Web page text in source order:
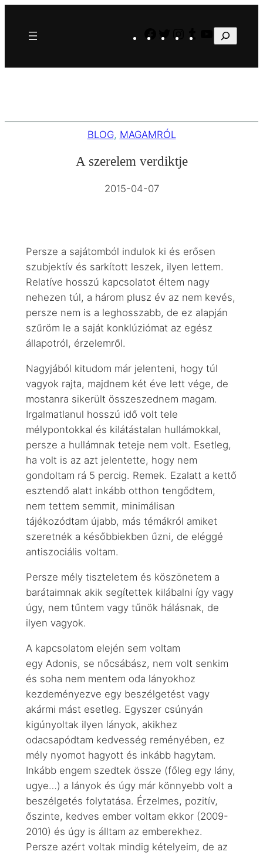
tartalomhoz
Instagram
TumblrYouTube
Keresés
BLOG, MAGAMRÓL
A szerelem verdiktje
2015-04-07
Persze a sajátomból indulok ki és erősen
szubjektív és sarkított leszek, ilyen lettem.
Relatíve hosszú kapcsolatot éltem nagy
nehezen túl, a három plusz év az nem kevés,
persze nem is a leghosszabb, de ez alapján
szűröm le a saját konklúziómat az egész
állapotról, érzelemről.
Nagyjából kitudom már jelenteni, hogy túl
vagyok rajta, majdnem két éve lett vége, de
mostanra sikerült összeszednem magam.
Irgalmatlanul hosszú idő volt tele
mélypontokkal és kilátástalan hullámokkal,
persze a hullámnak teteje nem volt. Esetleg,
ha volt is az azt jelentette, hogy nem
gondoltam rá 5 percig. Remek. Ezalatt a kettő
esztendő alatt inkább otthon tengődtem,
nem tettem semmit, minimálisan
tájékozódtam újabb, más témákról amiket
szeretnék a későbbiekben űzni, de eléggé
antiszociális voltam.
Persze mély tiszteletem és köszönetem a
barátaimnak akik segítettek kilábalni így vagy
úgy, nem tűntem vagy tűnök hálásnak, de
ilyen vagyok.
A kapcsolatom elején sem voltam
egy Adonis, se nőcsábász, nem volt senkim
és soha nem mentem oda lányokhoz
kezdeményezve egy beszélgetést vagy
akármi mást esetleg. Egyszer csúnyán
kigúnyoltak ilyen lányok, akikhez
odacsapódtam kedvesség reményében, ez
mély nyomot hagyott és inkább hagytam.
Inkább engem szedtek össze (főleg egy lány,
ugye…) a lányok és úgy már könnyebb volt a
beszélgetés folytatása. Érzelmes, pozitív,
őszinte, kedves ember voltam ekkor (2009-
2010) és úgy is álltam az emberekhez.
Persze azért voltak mindig kételyeim, de az